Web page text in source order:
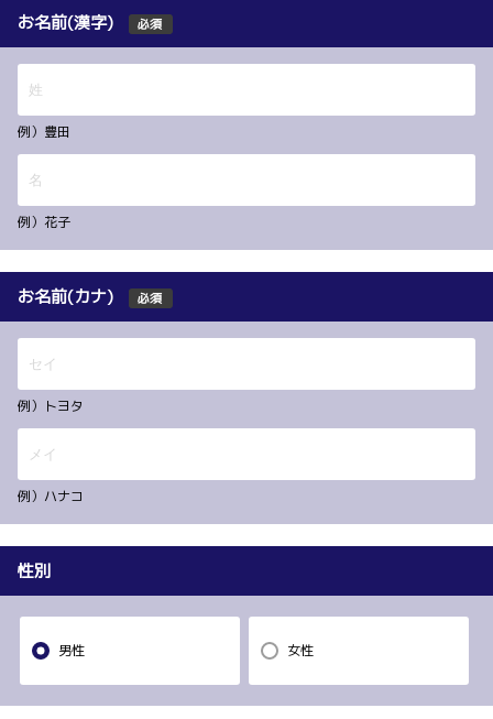
お名前(漢字) 必須
例）豊田
例）花子
お名前(カナ) 必須
例）トヨタ
例）ハナコ
性別
男性 女性